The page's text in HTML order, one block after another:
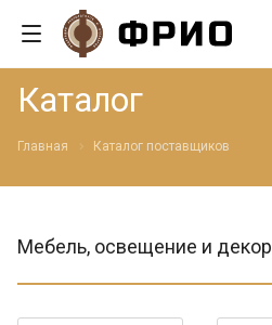
Каталог
Главная Каталог поставщиков
Мебель, освещение и декор